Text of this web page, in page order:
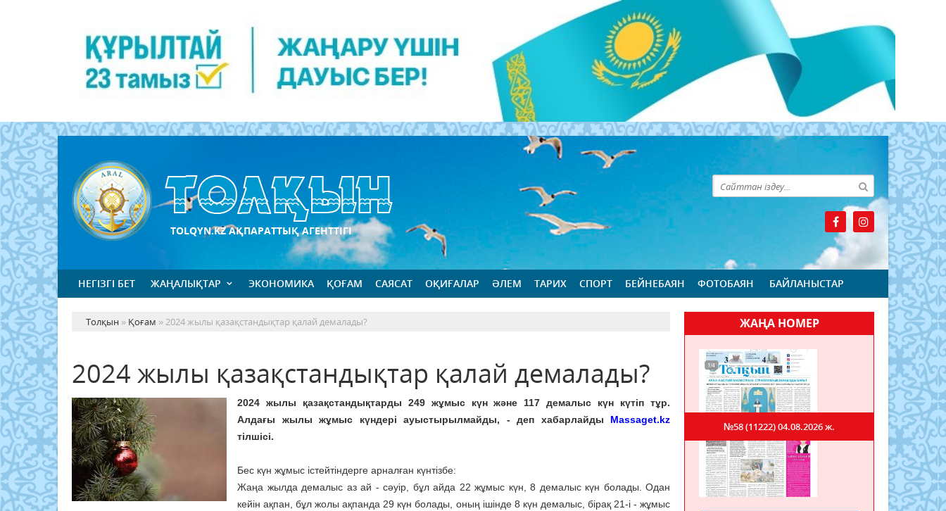
TOLQYN.KZ АҚПАРАТТЫҚ АГЕНТТІГІ
НЕГІЗГІ БЕТ ЖАҢАЛЫҚТАР ЭКОНОМИКА ҚОҒАМ САЯСАТ ОҚИҒАЛАР ӘЛЕМ ТАРИХ СПОРТ БЕЙНЕБАЯН ФОТОБАЯН БАЙЛАНЫСТАР
Толқын » Қоғам » 2024 жылы қазақстандықтар қалай демалады?
2024 жылы қазақстандықтар қалай демалады?
2024 жылы қазақстандықтарды 249 жұмыс күн және 117 демалыс күн күтіп тұр.
Алдағы жылы жұмыс күндері ауыстырылмайды, - деп хабарлайды Massaget.kz
тілшісі.
Бес күн жұмыс істейтіндерге арналған күнтізбе:
Жаңа жылда демалыс аз ай - сәуір, бұл айда 22 жұмыс күн, 8 демалыс күн болады. Одан
кейін ақпан, бұл жолы ақпанда 29 күн болады, оның ішінде 8 күн демалыс, бірақ 21-і - жұмыс
ЖАҢА НОМЕР
№58 (11222)04.08.2026 ж.